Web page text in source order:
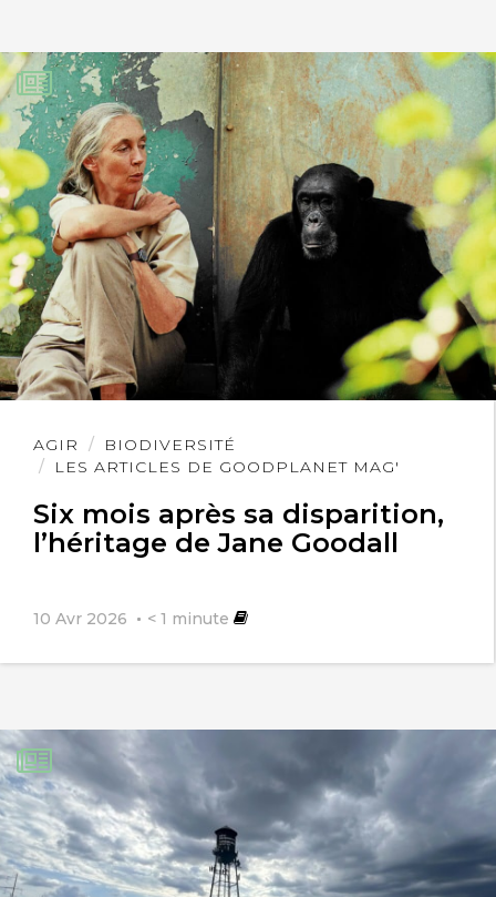
AGIR
BIODIVERSITÉ
LES ARTICLES DE GOODPLANET MAG'
Six mois après sa disparition,
l’héritage de Jane Goodall
10 Avr 2026 < 1 minute
Lire
l'article